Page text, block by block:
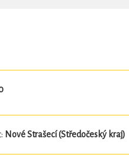
Nové Strašecí (Středočeský kraj)